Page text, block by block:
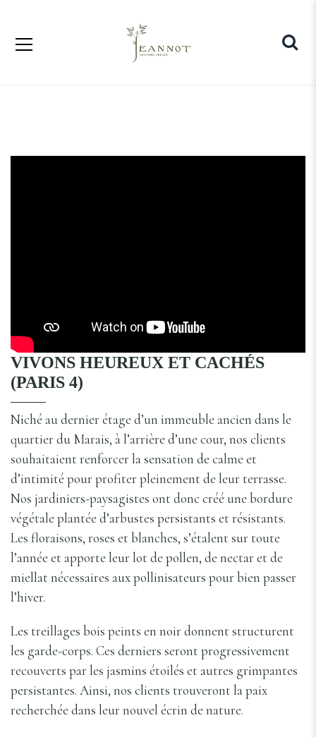
VIVONS HEUREUX ET CACHÉS
(PARIS 4)
Niché au dernier étage d’un immeuble ancien dans le
quartier du Marais, à l’arrière d’une cour, nos clients
souhaitaient renforcer la sensation de calme et
d’intimité pour profiter pleinement de leur terrasse.
Nos jardiniers-paysagistes ont donc créé une bordure
végétale plantée d’arbustes persistants et résistants.
Les floraisons, roses et blanches, s’étalent sur toute
l’année et apporte leur lot de pollen, de nectar et de
miellat nécessaires aux pollinisateurs pour bien passer
l’hiver.
Les treillages bois peints en noir donnent structurent
les garde-corps. Ces derniers seront progressivement
recouverts par les jasmins étoilés et autres grimpantes
persistantes. Ainsi, nos clients trouveront la paix
recherchée dans leur nouvel écrin de nature.